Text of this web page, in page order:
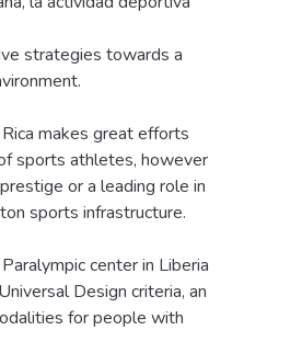
strategies towards a
makes great efforts
sports athletes, however
or a leading role in
sports infrastructure.
center in Liberia
Design criteria, an
for people with